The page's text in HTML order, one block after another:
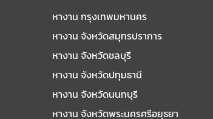
หางาน กรุงเทพมหานคร
หางาน จังหวัดสมุทรปราการ
หางาน จังหวัดชลบุรี
หางาน จังหวัดปทุมธานี
หางาน จังหวัดนนทบุรี
หางาน จังหวัดพระนครศรีอยุธยา